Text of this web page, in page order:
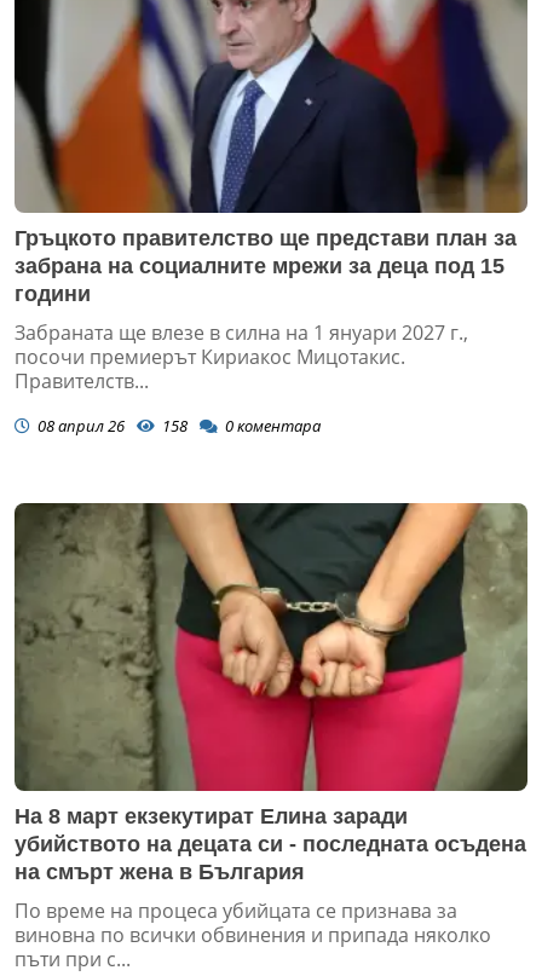
Гръцкото правителство ще представи план за
забрана на социалните мрежи за деца под 15
години
Забраната ще влезе в силна на 1 януари 2027 г.,
посочи премиерът Кириакос Мицотакис.
Правителств...
08 април 26 158 0коментара
На 8 март екзекутират Елина заради
убийството на децата си - последната осъдена
на смърт жена в България
По време на процеса убийцата се признава за
виновна по всички обвинения и припада няколко
пъти при с...